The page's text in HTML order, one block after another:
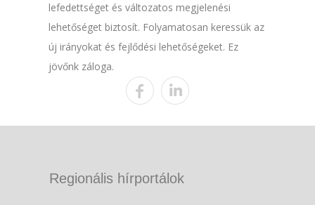
lefedettséget és változatos megjelenési
lehetőséget biztosít. Folyamatosan keressük az
új irányokat és fejlődési lehetőségeket. Ez
jövőnk záloga.
Regionális hírportálok